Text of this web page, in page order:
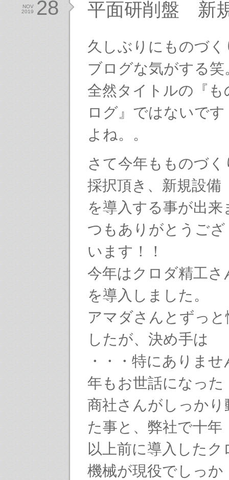
平面研削盤 新
久しぶりにものづ
ブログな気がする笑
全然タイトルの『
ログ』ではないです
よね。。
さて今年もものづ
採択頂き、新規設備
を導入する事が出来
つもありがとうござ
います！！
今年はクロダ精工さ
を導入しました。
アマダさんとずっ
したが、決め手は
・・・特にありま
年もお世話になった
商社さんがしっか
た事と、弊社で十年
以上前に導入した
機械が現役でしっか
28
NOV
2019